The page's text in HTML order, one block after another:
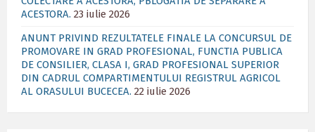
ACESTORA. 23 iulie 2026
ANUNT PRIVIND REZULTATELE FINALE LA CONCURSUL DE
PROMOVARE IN GRAD PROFESIONAL, FUNCTIA PUBLICA
DE CONSILIER, CLASA I, GRAD PROFESIONAL SUPERIOR
DIN CADRUL COMPARTIMENTULUI REGISTRUL AGRICOL
AL ORASULUI BUCECEA. 22 iulie 2026